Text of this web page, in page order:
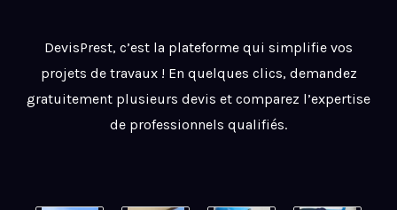
DevisPrest, c’est la plateforme qui simplifie vos
projets de travaux ! En quelques clics, demandez
gratuitement plusieurs devis et comparez l’expertise
de professionnels qualifiés.